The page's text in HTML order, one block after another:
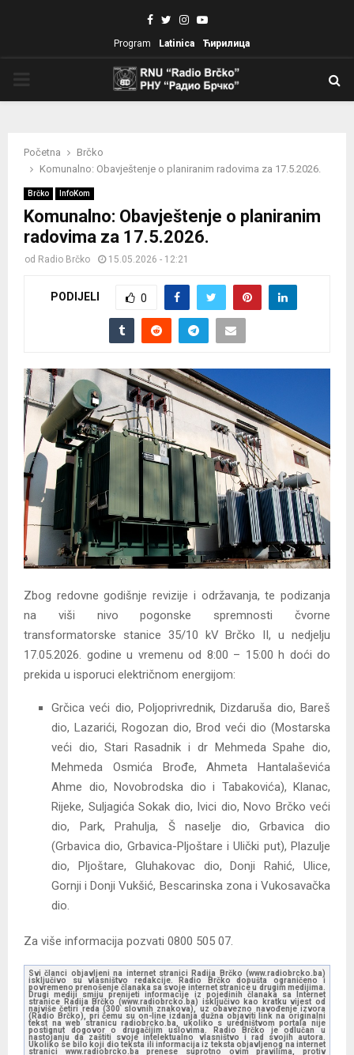
Facebook
TwitterInstagram
Youtube
Program Latinica Ћирилица
Početna
Brčko
Komunalno: Obavještenje o planiranim radovima za 17.5.2026.
Brčko InfoKom
Komunalno: Obavještenje o planiranim
radovima za 17.5.2026.
od Radio Brčko 15.05.2026 - 12:21
PODIJELI 0
Zbog redovne godišnje revizije i održavanja, te podizanja
na viši nivo pogonske spremnosti čvorne
transformatorske stanice 35/10 kV Brčko II, u nedjelju
17.05.2026. godine u vremenu od 8:00 – 15:00 h doći do
prekida u isporuci električnom energijom:
Grčica veći dio, Poljoprivrednik, Dizdaruša dio, Bareš
dio, Lazarići, Rogozan dio, Brod veći dio (Mostarska
veći dio, Stari Rasadnik i dr Mehmeda Spahe dio,
Mehmeda Osmića Brođe, Ahmeta Hantalaševića
Ahme dio, Novobrodska dio i Tabakovića), Klanac,
Rijeke, Suljagića Sokak dio, Ivici dio, Novo Brčko veći
dio, Park, Prahulja, Š naselje dio, Grbavica dio
(Grbavica dio, Grbavica-Pljoštare i Ulički put), Plazulje
dio, Pljoštare, Gluhakovac dio, Donji Rahić, Ulice,
Gornji i Donji Vukšić, Bescarinska zona i Vukosavačka
dio.
Za više informacija pozvati 0800 505 07.
Svi članci objavljeni na internet stranici Radija Brčko (www.radiobrcko.ba)
isključivo su vlasništvo redakcije. Radio Brčko dopušta ograničeno i
povremeno prenošenje članaka sa svoje internet stranice u drugim medijima.
Drugi mediji smiju prenijeti informacije iz pojedinih članaka sa Internet
stranice Radija Brčko (www.radiobrcko.ba) isključivo kao kratku vijest od
najviše četiri reda (300 slovnih znakova), uz obavezno navođenje izvora
(Radio Brčko), pri čemu su on-line izdanja dužna objaviti link na originalni
tekst na web stranicu radiobrcko.ba, ukoliko s uredništvom portala nije
postignut dogovor o drugačijim uslovima. Radio Brčko je odlučan u
nastojanju da zaštiti svoje intelektualno vlasništvo i rad svojih autora.
Ukoliko se bilo koji dio teksta ili informacija iz teksta objavljenog na internet
stranici www.radiobrcko.ba prenese suprotno ovim pravilima, protiv